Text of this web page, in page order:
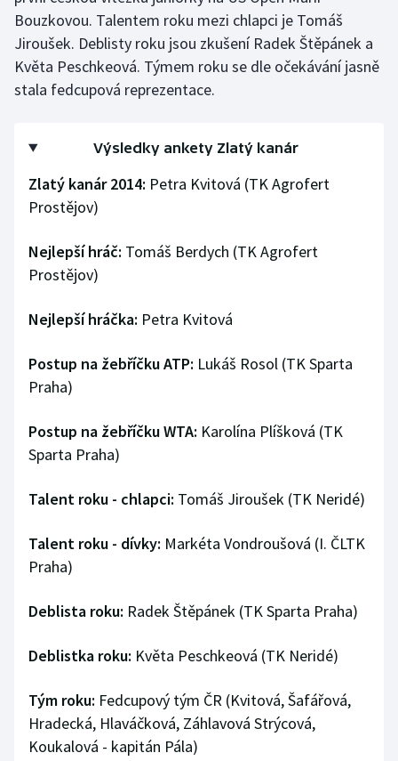
Stolní tenis
Triatlon
Veslování
Vodní slalom
Volejbal
Bouzkovou. Talentem roku mezi chlapci je Tomáš
Jiroušek. Deblisty roku jsou zkušení Radek Štěpánek a
Květa Peschkeová. Týmem roku se dle očekávání jasně
stala fedcupová reprezentace.
Výsledky ankety Zlatý kanár
Zlatý kanár 2014: Petra Kvitová (TK Agrofert
Prostějov)
Nejlepší hráč: Tomáš Berdych (TK Agrofert
Prostějov)
Nejlepší hráčka: Petra Kvitová
Postup na žebříčku ATP: Lukáš Rosol (TK Sparta
Praha)
Postup na žebříčku WTA: Karolína Plíšková (TK
Sparta Praha)
Talent roku - chlapci: Tomáš Jiroušek (TK Neridé)
Talent roku - dívky: Markéta Vondroušová (I. ČLTK
Praha)
Deblista roku: Radek Štěpánek (TK Sparta Praha)
Deblistka roku: Květa Peschkeová (TK Neridé)
Tým roku: Fedcupový tým ČR (Kvitová, Šafářová,
Hradecká, Hlaváčková, Záhlavová Strýcová,
Koukalová - kapitán Pála)